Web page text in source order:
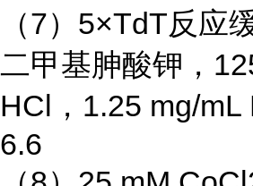
（7）5×TdT反应
二甲基胂酸钾，
HCl，1.25 mg/mL
6.6